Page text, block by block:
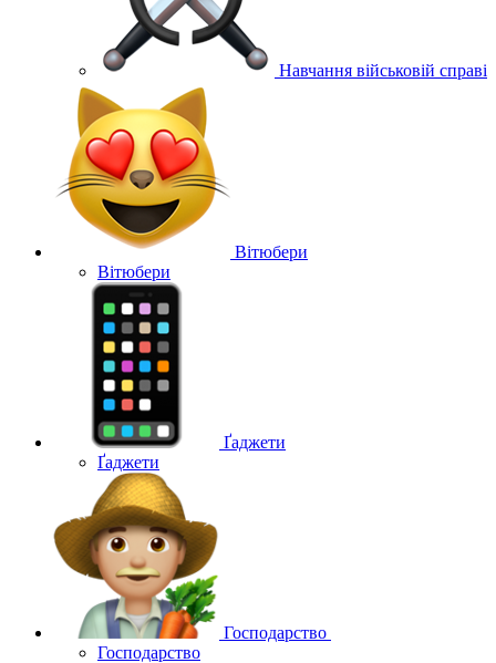
Навчання військовій справі
Вітюбери
Вітюбери
Ґаджети
Ґаджети
Господарство
Господарство